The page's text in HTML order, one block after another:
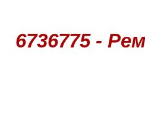
6736775 -